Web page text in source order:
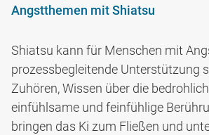
Angstthemen mit Shiatsu
Shiatsu kann für Menschen mit
prozessbegleitende Unterstützung
Zuhören, Wissen über die
einfühlsame und feinfühlige
bringen das Ki zum Fließen und
Stufe 6
Stufe 7